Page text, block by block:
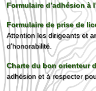
Formulaire d’adhésion à
Formulaire de prise de
Attention les dirigeants et
d’honorabilité.
Charte du bon orienteur
adhésion et à respecter